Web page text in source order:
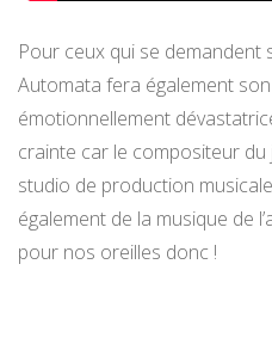
Pour ceux qui se demandent
Automata fera également
émotionnellement
crainte car le compositeur du
studio de production
également de la musique de
pour nos oreilles donc !